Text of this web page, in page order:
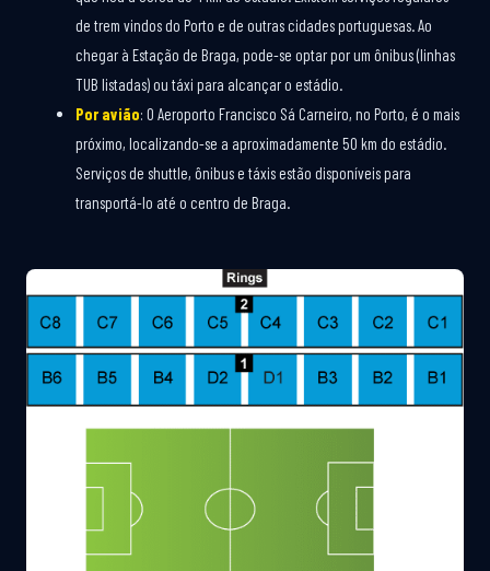
de trem vindos do Porto e de outras cidades portuguesas. Ao
chegar à Estação de Braga, pode-se optar por um ônibus (linhas
TUB listadas) ou táxi para alcançar o estádio.
Por avião: O Aeroporto Francisco Sá Carneiro, no Porto, é o mais
próximo, localizando-se a aproximadamente 50 km do estádio.
Serviços de shuttle, ônibus e táxis estão disponíveis para
transportá-lo até o centro de Braga.